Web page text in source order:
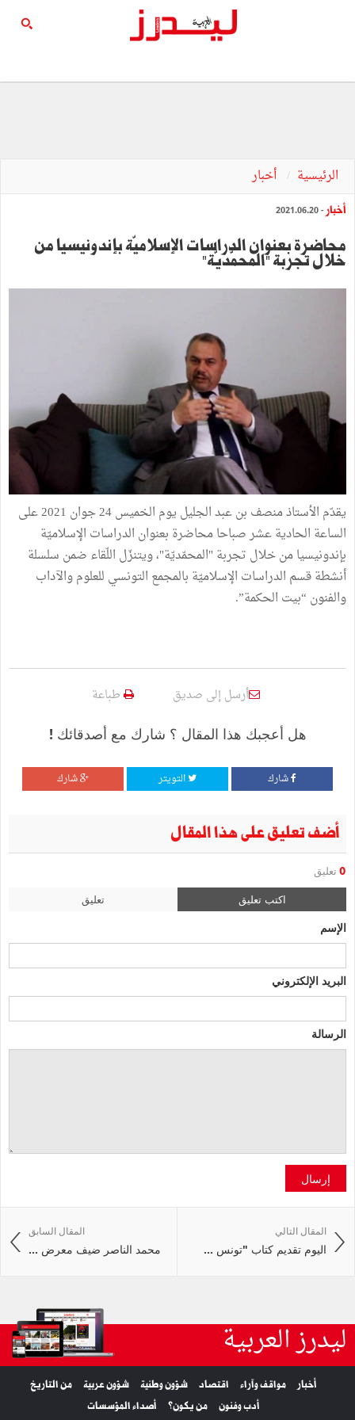
الرئيسية أخبار
أخبار - 2021.06.20
محاضرة بعنوان الدراسات الإسلاميّة بإندونيسيا من
خلال تجربة "المحمّديّة"
يقدّم الأستاذ منصف بن عبد الجليل يوم الخميس 24 جوان 2021 على
الساعة الحادية عشر صباحا محاضرة بعنوان الدراسات الإسلاميّة
بإندونيسيا من خلال تجربة "المحمّديّة"، ويتنزّل اللّقاء ضمن سلسلة
أنشطة قسم الدراسات الإسلاميّة بالمجمع التونسي للعلوم والآداب
والفنون “بيت الحكمة”.
أرسل إلى صديق طباعة
هل أعجبك هذا المقال ؟ شارك مع أصدقائك !
شارك التويتر شارك
أضف تعليق على هذا المقال
0 تعليق
اكتب تعليق تعليق
الإسم
البريد الإلكتروني
الرسالة
إرسال
المقال السابق
محمد الناصر ضيف معرض ...
المقال التالي
اليوم تقديم كتاب "تونس ...
ليدرز العربية
أخبار مواقف وآراء اقتصاد شؤون وطنية شؤون عربية
من التاريخ
أدب وفنون
من يكون؟ أصداء المؤسسات